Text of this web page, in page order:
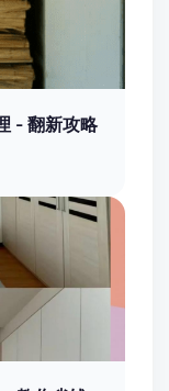
- 翻新攻略